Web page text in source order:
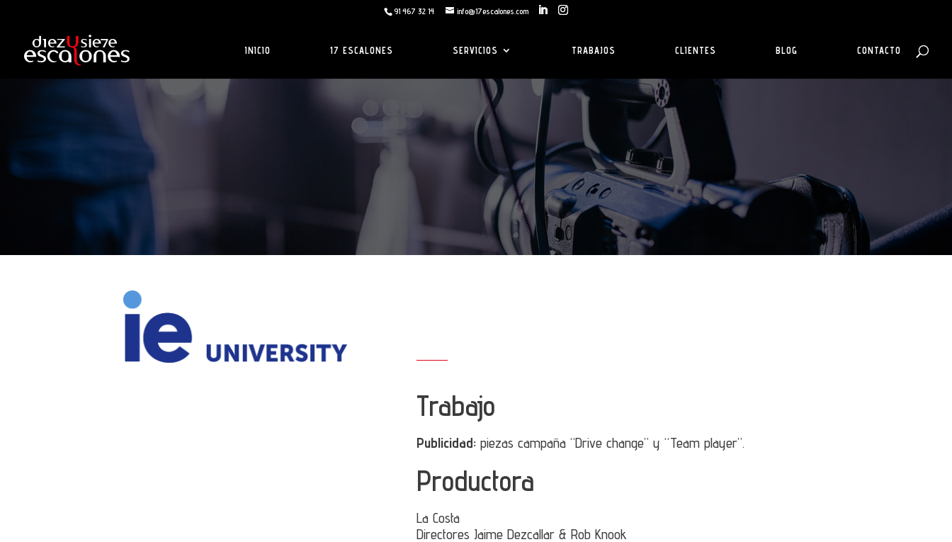
91 467 32 14 info@17escalones.com
INICIO 17 ESCALONES SERVICIOS TRABAJOS CLIENTES BLOG CONTACTO
Trabajo
Publicidad: piezas campaña “Drive change” y “Team player”.
Productora
La Costa
Directores Jaime Dezcallar & Rob Knook